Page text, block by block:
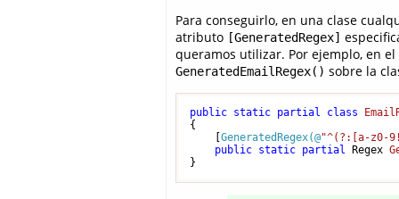
Para conseguirlo, en una clase
atributo [GeneratedRegex]
queramos utilizar. Por ejemplo, en
GeneratedEmailRegex() sobre la
public static partial class
{
GeneratedRegex(@"^(?:[a-z0-
public static partial Regex